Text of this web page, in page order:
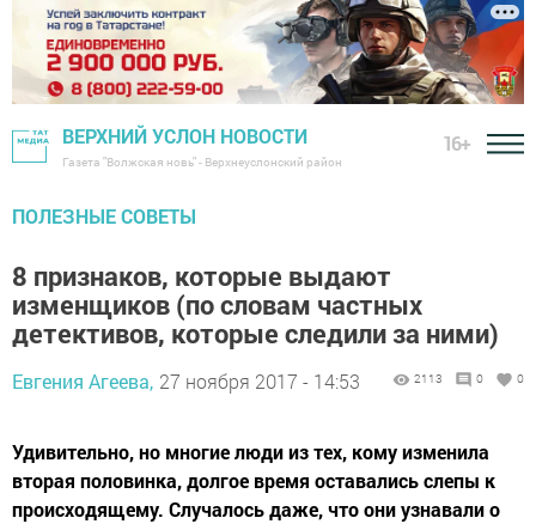
ВЕРХНИЙ УСЛОН НОВОСТИ
Газета "Волжская новь" - Верхнеуслонский район
16+
ПОЛЕЗНЫЕ СОВЕТЫ
8 признаков, которые выдают
изменщиков (по словам частных
детективов, которые следили за ними)
Евгения Агеева, 27 ноября 2017 - 14:53 2113 0 0
Удивительно, но многие люди из тех, кому изменила
вторая половинка, долгое время оставались слепы к
происходящему. Случалось даже, что они узнавали о